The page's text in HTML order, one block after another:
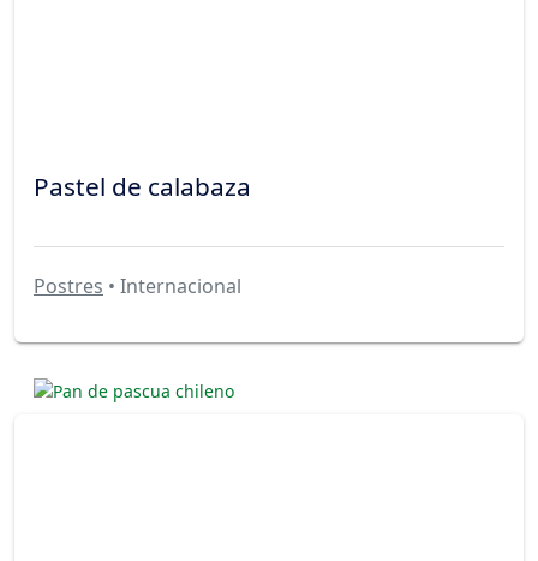
Pastel de calabaza
Postres • Internacional